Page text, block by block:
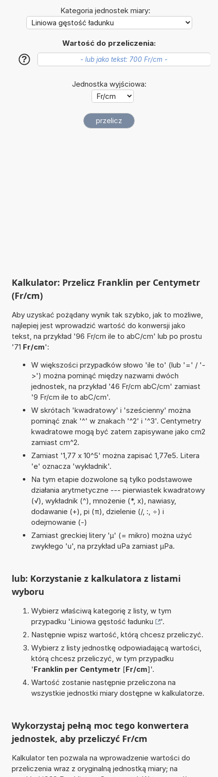
Kategoria jednostek miary:
Wartość do przeliczenia:
?
Jednostka wyjściowa:
Kalkulator: Przelicz Franklin per Centymetr
(Fr/cm)
Aby uzyskać pożądany wynik tak szybko, jak to możliwe,
najlepiej jest wprowadzić wartość do konwersji jako
tekst, na przykład '96 Fr/cm ile to abC/cm' lub po prostu
'71 Fr/cm':
W większości przypadków słowo 'ile to' (lub '=' / '-
>') można pominąć między nazwami dwóch
jednostek, na przykład '46 Fr/cm abC/cm' zamiast
'9 Fr/cm ile to abC/cm'.
W skrótach 'kwadratowy' i 'sześcienny' można
pominąć znak '^' w znakach '^2' i '^3'. Centymetry
kwadratowe mogą być zatem zapisywane jako cm2
zamiast cm^2.
Zamiast '1,77 x 10^5' można zapisać 1,77e5. Litera
'e' oznacza 'wykładnik'.
Na tym etapie dozwolone są tylko podstawowe
działania arytmetyczne --- pierwiastek kwadratowy
(√), wykładnik (^), mnożenie (*, x), nawiasy,
dodawanie (+), pi (π), dzielenie (/, :, ÷) i
odejmowanie (-)
Zamiast greckiej litery 'µ' (= mikro) można użyć
zwykłego 'u', na przykład uPa zamiast µPa.
lub: Korzystanie z kalkulatora z listami
wyboru
Wybierz właściwą kategorię z listy, w tym
przypadku 'Liniowa gęstość ładunku
'.
Następnie wpisz wartość, którą chcesz przeliczyć.
Wybierz z listy jednostkę odpowiadającą wartości,
którą chcesz przeliczyć, w tym przypadku
'Franklin per Centymetr [Fr/cm]'.
Wartość zostanie następnie przeliczona na
wszystkie jednostki miary dostępne w kalkulatorze.
Wykorzystaj pełną moc tego konwertera
jednostek, aby przeliczyć Fr/cm
Kalkulator ten pozwala na wprowadzenie wartości do
przeliczenia wraz z oryginalną jednostką miary; na